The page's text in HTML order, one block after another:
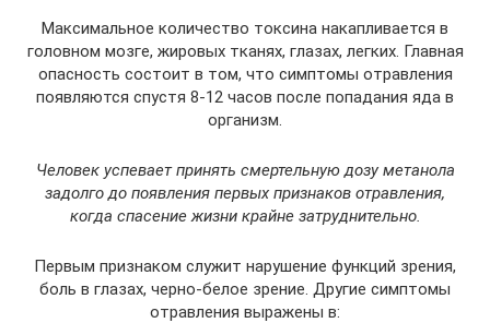
Максимальное количество токсина накапливается в
головном мозге, жировых тканях, глазах, легких. Главная
опасность состоит в том, что симптомы отравления
появляются спустя 8-12 часов после попадания яда в
организм.
Человек успевает принять смертельную дозу метанола
задолго до появления первых признаков отравления,
когда спасение жизни крайне затруднительно.
Первым признаком служит нарушение функций зрения,
боль в глазах, черно-белое зрение. Другие симптомы
отравления выражены в: